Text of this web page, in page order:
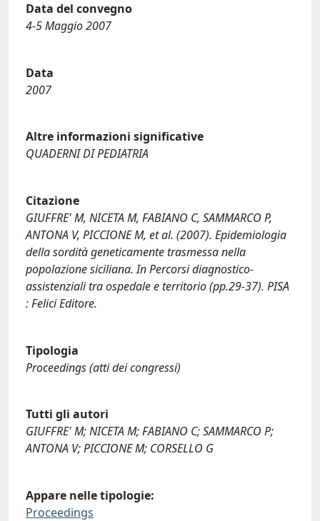
Data del convegno
4-5 Maggio 2007
Data
2007
Altre informazioni significative
QUADERNI DI PEDIATRIA
Citazione
GIUFFRE' M, NICETA M, FABIANO C, SAMMARCO P,
ANTONA V, PICCIONE M, et al. (2007). Epidemiologia
della sordità geneticamente trasmessa nella
popolazione siciliana. In Percorsi diagnostico-
assistenziali tra ospedale e territorio (pp.29-37). PISA
: Felici Editore.
Tipologia
Proceedings (atti dei congressi)
Tutti gli autori
GIUFFRE' M; NICETA M; FABIANO C; SAMMARCO P;
ANTONA V; PICCIONE M; CORSELLO G
Appare nelle tipologie:
Proceedings